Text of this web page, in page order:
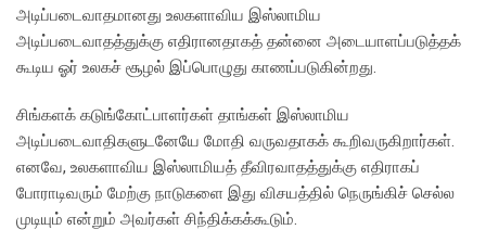
அடிப்படைவாதமானது உலகளாவிய இஸ்லாமிய
அடிப்படைவாதத்துக்கு எதிரானதாகத் தன்னை அடையாளப்படுத்தக்
கூடிய ஓர் உலகச் சூழல் இப்பொழுது காணப்படுகின்றது.
சிங்களக் கடுங்கோட்பாளர்கள் தாங்கள் இஸ்லாமிய
அடிப்படைவாதிகளுடனேயே மோதி வருவதாகக் கூறிவருகிறார்கள்.
எனவே, உலகளாவிய இஸ்லாமியத் தீவிரவாதத்துக்கு எதிராகப்
போராடிவரும் மேற்கு நாடுகளை இது விசயத்தில் நெருங்கிச் செல்ல
முடியும் என்றும் அவர்கள் சிந்திக்கக்கூடும்.